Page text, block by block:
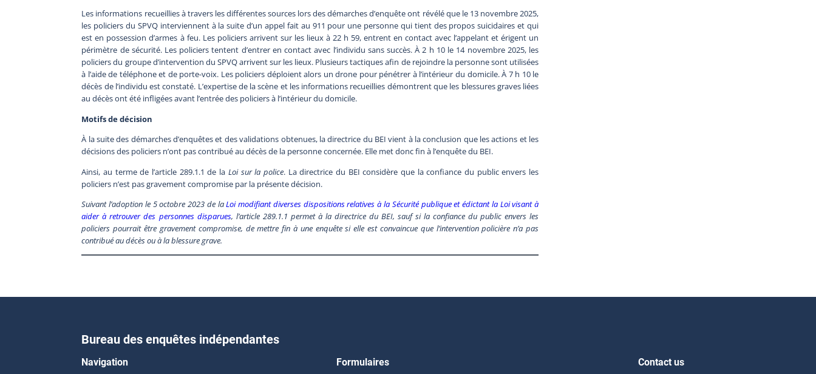
Les informations recueillies à travers les différentes sources lors des démarches d’enquête ont révélé que le 13 novembre 2025,
les policiers du SPVQ interviennent à la suite d’un appel fait au 911 pour une personne qui tient des propos suicidaires et qui
est en possession d’armes à feu. Les policiers arrivent sur les lieux à 22 h 59, entrent en contact avec l’appelant et érigent un
périmètre de sécurité. Les policiers tentent d’entrer en contact avec l’individu sans succès. À 2 h 10 le 14 novembre 2025, les
policiers du groupe d’intervention du SPVQ arrivent sur les lieux. Plusieurs tactiques afin de rejoindre la personne sont utilisées
à l’aide de téléphone et de porte-voix. Les policiers déploient alors un drone pour pénétrer à l’intérieur du domicile. À 7 h 10 le
décès de l’individu est constaté. L’expertise de la scène et les informations recueillies démontrent que les blessures graves liées
au décès ont été infligées avant l’entrée des policiers à l’intérieur du domicile.
Motifs de décision
À la suite des démarches d’enquêtes et des validations obtenues, la directrice du BEI vient à la conclusion que les actions et les
décisions des policiers n’ont pas contribué au décès de la personne concernée. Elle met donc fin à l’enquête du BEI.
Ainsi, au terme de l’article 289.1.1 de la Loi sur la police. La directrice du BEI considère que la confiance du public envers les
policiers n’est pas gravement compromise par la présente décision.
Suivant l’adoption le 5 octobre 2023 de laLoi modifiant diverses dispositions relatives à la Sécurité publique et édictant la Loi visant à
aider à retrouver des personnes disparues, l’article 289.1.1 permet à la directrice du BEI, sauf si la confiance du public envers les
policiers pourrait être gravement compromise, de mettre fin à une enquête si elle est convaincue que l’intervention policière n’a pas
contribué au décès ou à la blessure grave.
Bureau des enquêtes indépendantes
Navigation Formulaires Contact us